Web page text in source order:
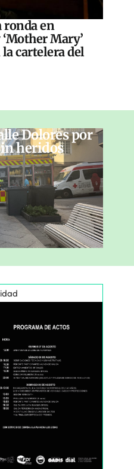
ronda en
‘Mother Mary’
cartelera del
Dolores por
heridos